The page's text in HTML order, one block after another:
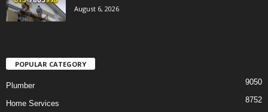
August 6, 2026
POPULAR CATEGORY
Plumber 9050
Home Services 8752